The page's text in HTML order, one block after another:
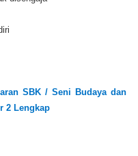
SBK / Seni Budaya dan
2 Lengkap